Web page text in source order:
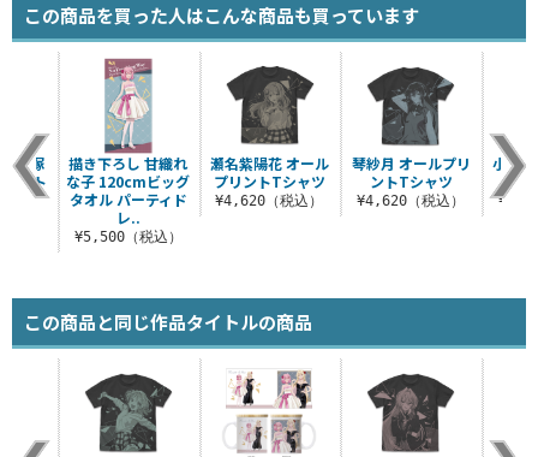
この商品を買った人はこんな商品も買っています
瀬名紫陽花 オール
プリントTシャツ
¥4,620（税込）
琴紗月 オールプリ
ントTシャツ
¥4,620（税込）
小柳
リン
王塚
ート
描き下ろし 甘織れ
な子 120cmビッグ
タオル パーティド
レ..
¥5,500（税込）
この商品と同じ作品タイトルの商品